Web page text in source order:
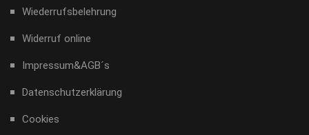
Wiederrufsbelehrung
Widerruf online
Impressum&AGB´s
Datenschutzerklärung
Cookies